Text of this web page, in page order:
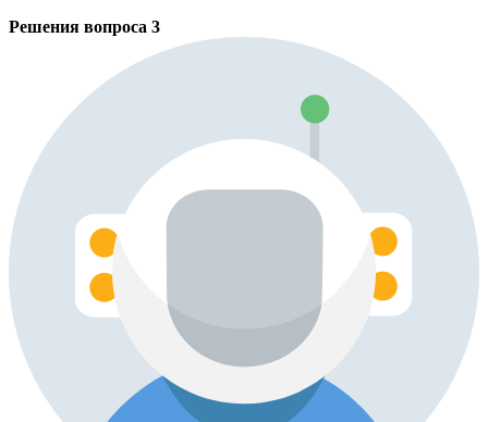
Решения вопроса 3